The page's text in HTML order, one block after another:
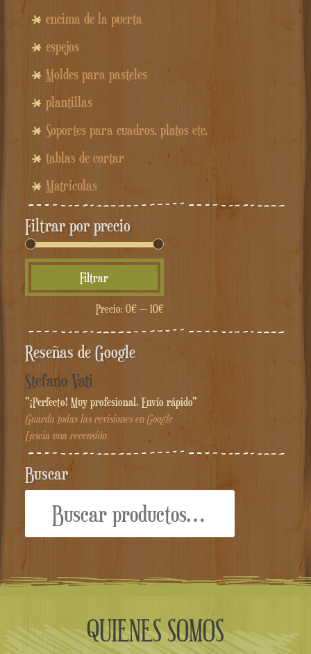
encima de la puerta
espejos
Moldes para pasteles
plantillas
Soportes para cuadros, platos etc.
tablas de cortar
Matrículas
Filtrar por precio
mínimo
máximo
Filtrar
Precio: 0€— 10€
Reseñas de Google
Stefano Vati
"¡Perfecto! Muy profesional. Envío rápido"
Guarda todas las revisiones en Google
Lascia una recensión
Buscar
QUIENES SOMOS